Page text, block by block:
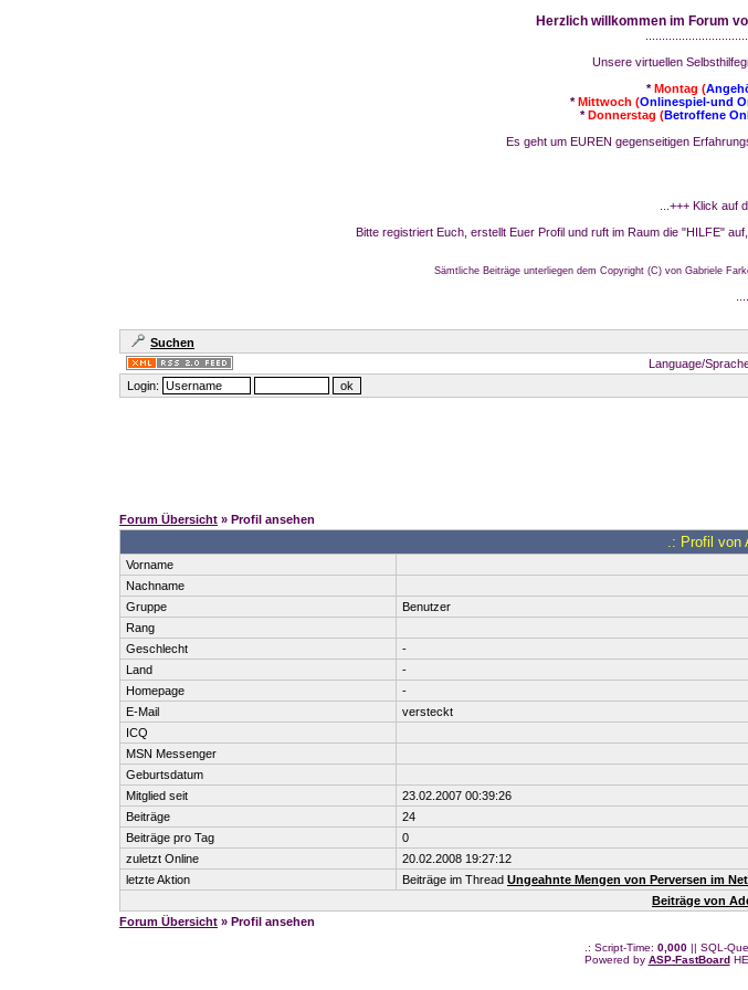
Herzlich willkommen im Forum
Unsere virtuellen
*Montag (
*Mittwoch (Onlinespiel-und
*Donnerstag (Betroffene
Es geht um EUREN gegenseitigen
...+++ Klick auf
Bitte registriert Euch, erstellt Euer Profil und ruft im Raum die "HILFE"
Sämtliche Beiträge unterliegen dem Copyright (C) von Gabriele
Suchen
Language/
Login:
Forum Übersicht » Profil ansehen
.: Profil von
Vorname
Nachname
Gruppe
Benutzer
Rang
Geschlecht
-
Land
-
Homepage
-
E-Mail
versteckt
ICQ
MSN Messenger
Geburtsdatum
Mitglied seit
23.02.2007 00:39:26
Beiträge
24
Beiträge pro Tag
0
zuletzt Online
20.02.2008 19:27:12
letzte Aktion
Beiträge im Thread Ungeahnte Mengen von Perversen im
Beiträge von
Forum Übersicht » Profil ansehen
.: Script-Time: 0,000|| SQL-
Powered by ASP-FastBoardHE